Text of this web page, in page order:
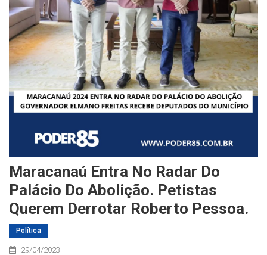
Maracanaú Entra No Radar Do
Palácio Do Abolição. Petistas
Querem Derrotar Roberto Pessoa.
Política
29/04/2023